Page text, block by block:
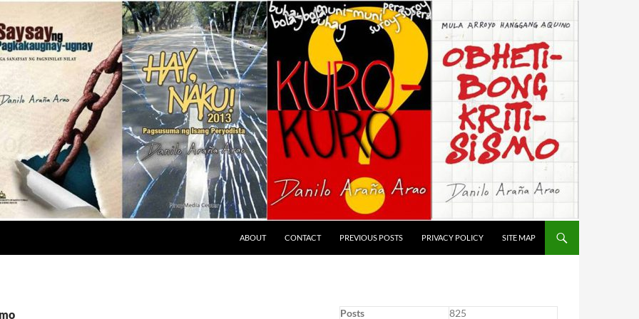
ABOUT CONTACT PREVIOUS POSTS PRIVACY POLICY SITE MAP
Posts
825